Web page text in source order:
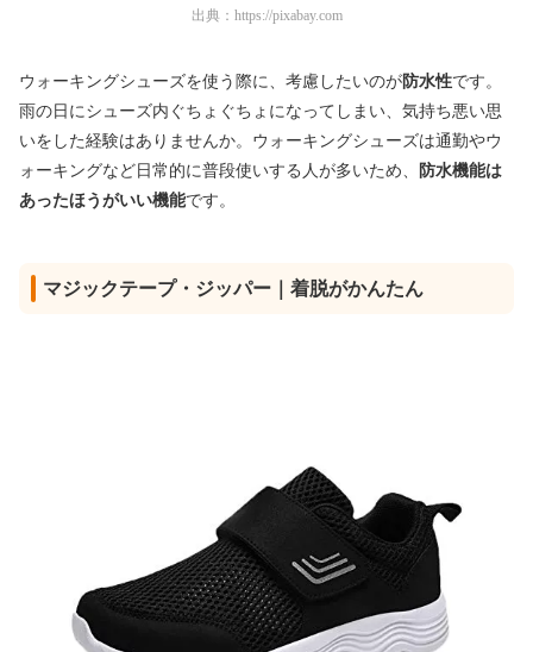
出典： https://pixabay.com
ウォーキングシューズを使う際に、考慮したいのが防水性です。
雨の日にシューズ内ぐちょぐちょになってしまい、気持ち悪い思
いをした経験はありませんか。ウォーキングシューズは通勤やウ
ォーキングなど日常的に普段使いする人が多いため、
防水機能は
あったほうがいい機能です。
マジックテープ・ジッパー｜着脱がかんたん